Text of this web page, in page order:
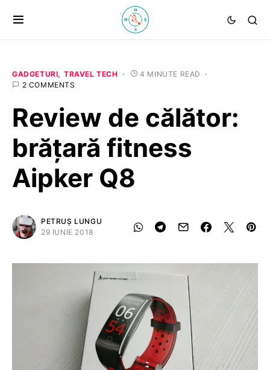
GADGETURI TRAVEL TECH
4 MINUTE READ
2 COMMENTS
Review de călător:
brățară fitness
Aipker Q8
PETRUȘ LUNGU
29 IUNIE 2018